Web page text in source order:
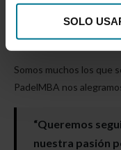
SOLO
Somos muchos los que
PadelMBA nos
“Queremos
nuestra pasión